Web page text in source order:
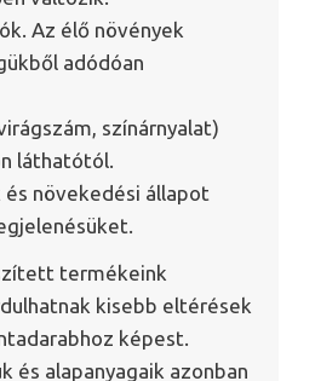
Az élő növények
adódóan
színárnyalat)
láthatótól.
növekedési állapot
termékeink
kisebb eltérések
képest.
és alapanyagaik azonban